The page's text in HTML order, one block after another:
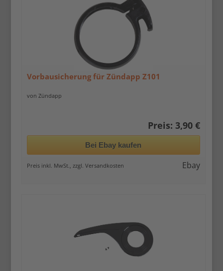
Vorbausicherung für Zündapp Z101
von Zündapp
Preis: 3,90 €
Bei Ebay kaufen
Preis inkl. MwSt., zzgl. Versandkosten Ebay